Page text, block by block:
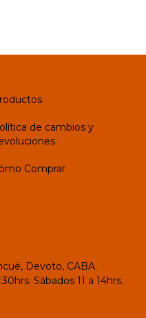
de cambios y
Comprar
Devoto, CABA.
Sábados 11 a 14hrs.